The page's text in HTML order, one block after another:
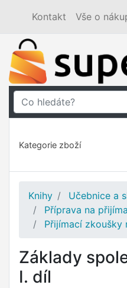
Kontakt Vše o
Kategorie zboží
Knihy
Učebnice a
Příprava na
Přijímací zkoušky
Základy
I. díl